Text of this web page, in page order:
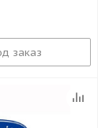
заказ